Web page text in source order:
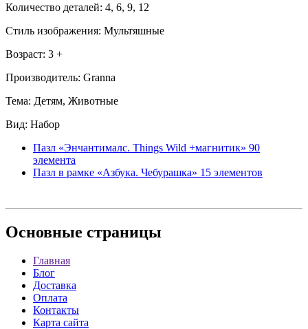
Количество деталей: 4, 6, 9, 12
Стиль изображения: Мультяшные
Возраст: 3 +
Производитель: Granna
Тема: Детям, Животные
Вид: Набор
Пазл «Энчантималс. Things Wild +магнитик» 90
элемента
Пазл в рамке «Азбука. Чебурашка» 15 элементов
Основные страницы
Главная
Блог
Доставка
Оплата
Контакты
Карта сайта